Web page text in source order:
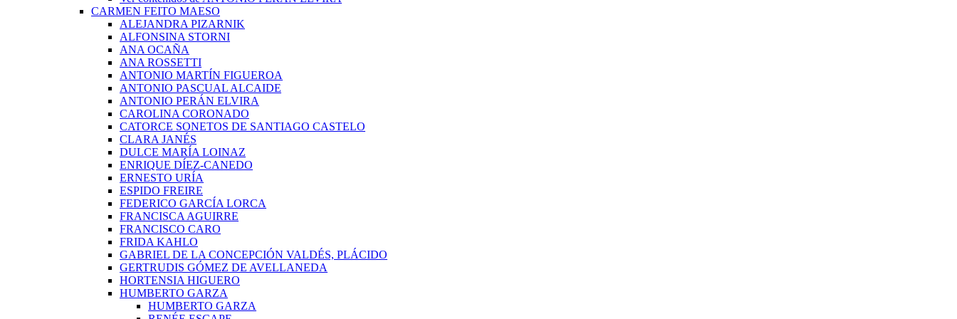
CARMEN FEITO MAESO
ALEJANDRA PIZARNIK
ALFONSINA STORNI
ANA OCAÑA
ANA ROSSETTI
ANTONIO MARTÍN FIGUEROA
ANTONIO PASCUAL ALCAIDE
ANTONIO PERÁN ELVIRA
CAROLINA CORONADO
CATORCE SONETOS DE SANTIAGO CASTELO
CLARA JANÉS
DULCE MARÍA LOINAZ
ENRIQUE DÍEZ-CANEDO
ERNESTO URÍA
ESPIDO FREIRE
FEDERICO GARCÍA LORCA
FRANCISCA AGUIRRE
FRANCISCO CARO
FRIDA KAHLO
GABRIEL DE LA CONCEPCIÓN VALDÉS, PLÁCIDO
GERTRUDIS GÓMEZ DE AVELLANEDA
HORTENSIA HIGUERO
HUMBERTO GARZA
HUMBERTO GARZA